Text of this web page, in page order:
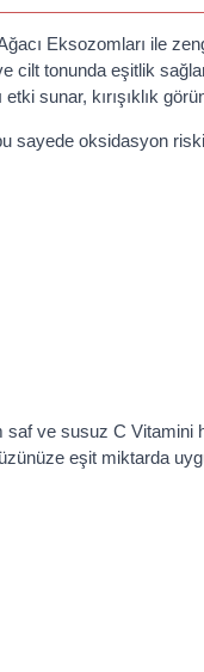
Eksozomları ile
cilt tonunda eşitlik
sunar, kırışıklık
sayede oksidasyon
saf ve susuz C Vitamini
eşit miktarda